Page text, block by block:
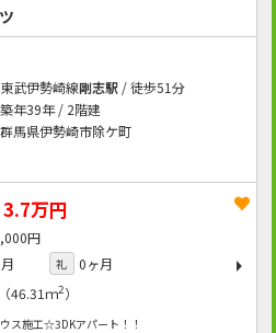
東武伊勢崎線剛志駅/ 徒歩51分
築年39年 / 2階建
群馬県伊勢崎市除ケ町
3.7万円
円
礼
0ヶ月
46.31ｍ2）
ス施工☆3DKアパート！！